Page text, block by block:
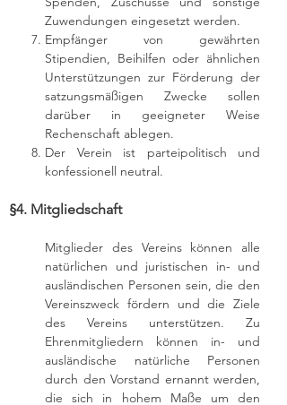
Zuwendungen eingesetzt werden.
Empfänger von gewährten
Stipendien, Beihilfen oder ähnlichen
Unterstützungen zur Förderung der
satzungsmäßigen Zwecke sollen
darüber in geeigneter Weise
Rechenschaft ablegen.
Der Verein ist parteipolitisch und
konfessionell neutral.
§4. Mitgliedschaft
Mitglieder des Vereins können alle
natürlichen und juristischen in- und
ausländischen Personen sein, die den
Vereinszweck fördern und die Ziele
des Vereins unterstützen. Zu
Ehrenmitgliedern können in- und
ausländische natürliche Personen
durch den Vorstand ernannt werden,
die sich in hohem Maße um den